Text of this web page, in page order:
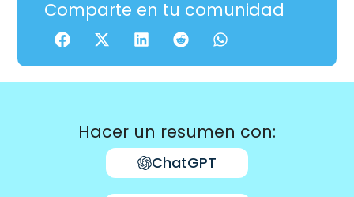
Comparte en tu comunidad
Hacer un resumen con:
ChatGPT